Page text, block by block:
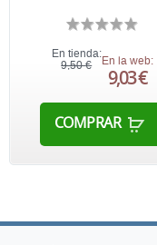
En tienda:
9,50 €
En la web:
9,03 €
COMPRAR